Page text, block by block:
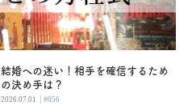
結婚への迷い！相手を確信するため
の決め手は？
2026.07.01 |#056